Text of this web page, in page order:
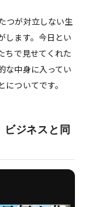
つが対立しない生
します。今日とい
ちで見せてくれた
な中身に入ってい
ついてです。
ビジネスと同